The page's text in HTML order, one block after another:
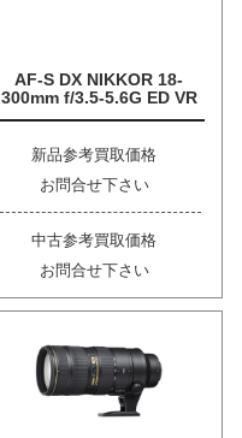
AF-S DX NIKKOR 18-
300mm f/3.5-5.6G ED VR
新品参考買取価格
お問合せ下さい
中古参考買取価格
お問合せ下さい